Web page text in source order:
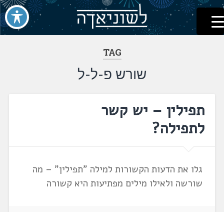
דלג
לתוכן
לשוניאדה
עברית. לשון. שפה
TAG
שורש פ-ל-ל
תפילין – יש קשר
לתפילה?
גלו את הדעות הקשורות למילה "תפילין" – מה
שורשה ולאילו מילים מפתיעות היא קשורה